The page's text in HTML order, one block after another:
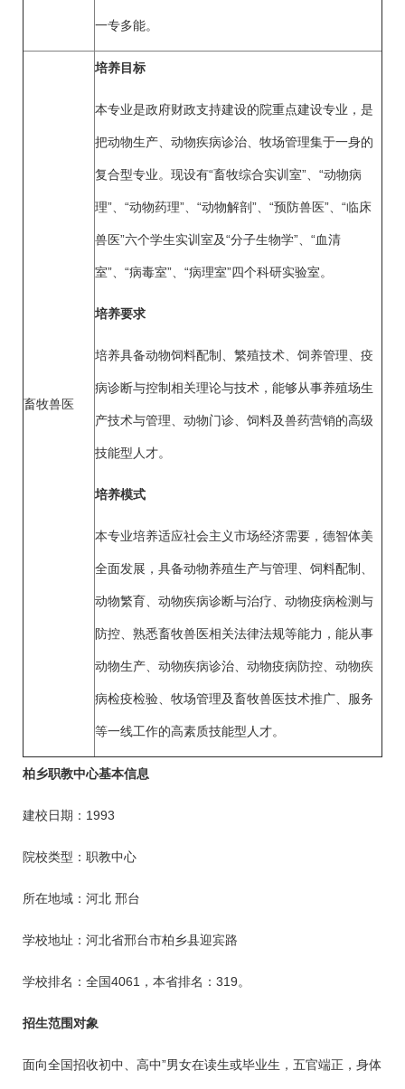
一专多能。
畜牧兽医
培养目标
本专业是政府财政支持建设的院重点建设专业，是
把动物生产、动物疾病诊治、牧场管理集于一身的
复合型专业。现设有“畜牧综合实训室”、“动物病
理”、“动物药理”、“动物解剖”、“预防兽医”、“临床
兽医”六个学生实训室及“分子生物学”、“血清
室”、“病毒室”、“病理室”四个科研实验室。
培养要求
培养具备动物饲料配制、繁殖技术、饲养管理、疫
病诊断与控制相关理论与技术，能够从事养殖场生
产技术与管理、动物门诊、饲料及兽药营销的高级
技能型人才。
培养模式
本专业培养适应社会主义市场经济需要，德智体美
全面发展，具备动物养殖生产与管理、饲料配制、
动物繁育、动物疾病诊断与治疗、动物疫病检测与
防控、熟悉畜牧兽医相关法律法规等能力，能从事
动物生产、动物疾病诊治、动物疫病防控、动物疾
病检疫检验、牧场管理及畜牧兽医技术推广、服务
等一线工作的高素质技能型人才。
柏乡职教中心基本信息
建校日期：1993
院校类型：职教中心
所在地域：河北 邢台
学校地址：河北省邢台市柏乡县迎宾路
学校排名：全国4061，本省排名：319。
招生范围对象
面向全国招收初中、高中”男女在读生或毕业生，五官端正，身体